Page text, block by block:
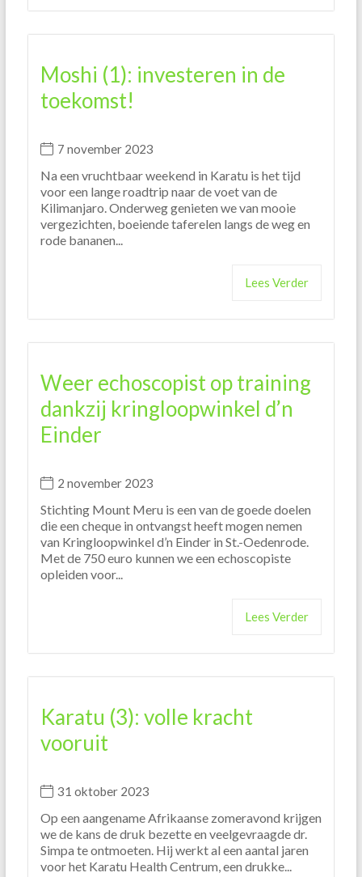
Moshi (1): investeren in de
toekomst!
7 november 2023
Na een vruchtbaar weekend in Karatu is het tijd
voor een lange roadtrip naar de voet van de
Kilimanjaro. Onderweg genieten we van mooie
vergezichten, boeiende taferelen langs de weg en
rode bananen...
Lees Verder
Weer echoscopist op training
dankzij kringloopwinkel d’n
Einder
2 november 2023
Stichting Mount Meru is een van de goede doelen
die een cheque in ontvangst heeft mogen nemen
van Kringloopwinkel d’n Einder in St.-Oedenrode.
Met de 750 euro kunnen we een echoscopiste
opleiden voor...
Lees Verder
Karatu (3): volle kracht
vooruit
31 oktober 2023
Op een aangename Afrikaanse zomeravond krijgen
we de kans de druk bezette en veelgevraagde dr.
Simpa te ontmoeten. Hij werkt al een aantal jaren
voor het Karatu Health Centrum, een drukke...